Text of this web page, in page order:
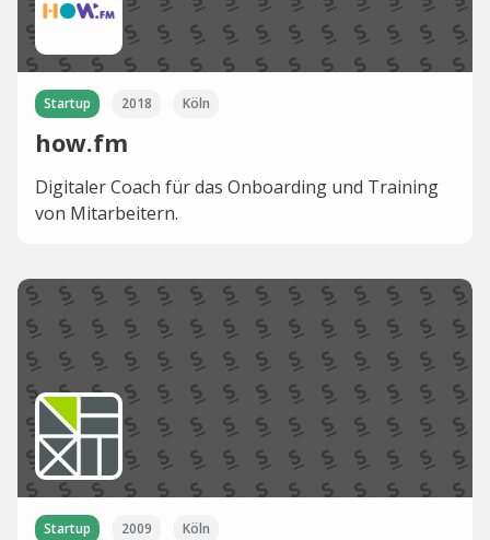
Startup 2018 Köln
how.fm
Digitaler Coach für das Onboarding und Training
von Mitarbeitern.
Startup 2009 Köln